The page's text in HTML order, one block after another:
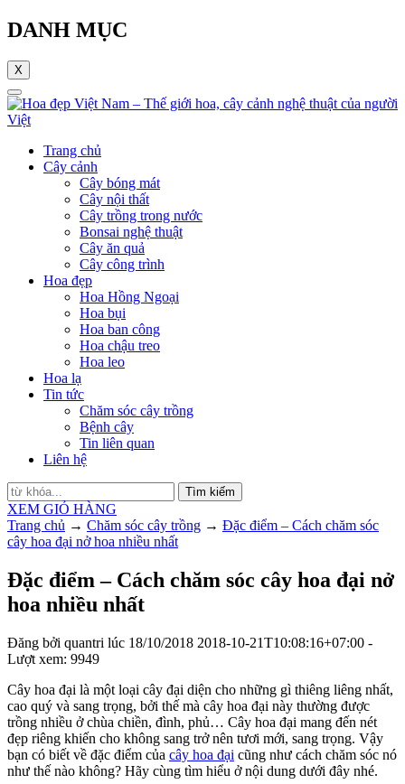
DANH MỤC
X
Trang chủ
Cây cảnh
Cây bóng mát
Cây nội thất
Cây trồng trong nước
Bonsai nghệ thuật
Cây ăn quả
Cây công trình
Hoa đẹp
Hoa Hồng Ngoại
Hoa bụi
Hoa ban công
Hoa chậu treo
Hoa leo
Hoa lạ
Tin tức
Chăm sóc cây trồng
Bệnh cây
Tin liên quan
Liên hệ
Tìm kiếm
XEM GIỎ HÀNG
Trang chủ → Chăm sóc cây trồng → Đặc điểm – Cách chăm sóc
cây hoa đại nở hoa nhiều nhất
Đặc điểm – Cách chăm sóc cây hoa đại nở
hoa nhiều nhất
Đăng bởi quantri lúc 18/10/2018 2018-10-21T10:08:16+07:00 -
Lượt xem: 9949
Cây hoa đại là một loại cây đại diện cho những gì thiêng liêng nhất,
cao quý và sang trọng, bởi thế mà cây hoa đại này thường được
trồng nhiều ở chùa chiền, đình, phủ… Cây hoa đại mang đến nét
đẹp riêng khiến cho không sang trở nên tươi mới, sang trọng. Vậy
bạn có biết về đặc điểm của cây hoa đại cũng như cách chăm sóc nó
như thế nào không? Hãy cùng tìm hiểu ở nội dung dưới đây nhé.